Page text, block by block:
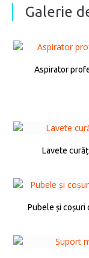
Galerie
Aspirator
Lavete
Pubele și coșuri